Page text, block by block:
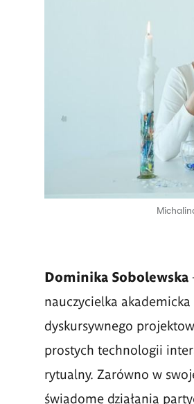
Dominika Sobolewska
nauczycielka
dyskursywnego
prostych technologii
rytualny. Zarówno w
świadome działania